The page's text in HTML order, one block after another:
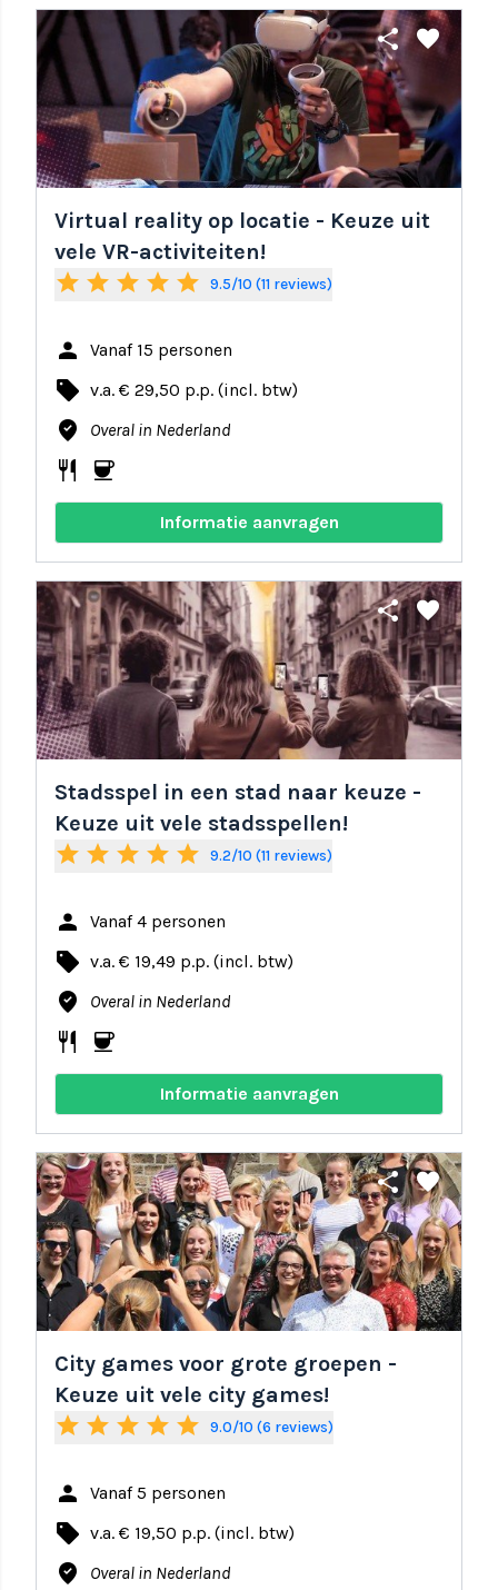
share favorite
Virtual reality op locatie - Keuze uit
vele VR-activiteiten!
star star star star star 9.5/10 (11 reviews)
person Vanaf 15 personen
local_offer v.a. € 29,50 p.p. (incl. btw)
where_to_vote Overal in Nederland
restaurant coffee
Informatie aanvragen
share favorite
Stadsspel in een stad naar keuze -
Keuze uit vele stadsspellen!
star star star star star 9.2/10 (11 reviews)
person Vanaf 4 personen
local_offer v.a. € 19,49 p.p. (incl. btw)
where_to_vote Overal in Nederland
restaurant coffee
Informatie aanvragen
share favorite
City games voor grote groepen -
Keuze uit vele city games!
star star star star star 9.0/10 (6 reviews)
person Vanaf 5 personen
local_offer v.a. € 19,50 p.p. (incl. btw)
where_to_vote Overal in Nederland